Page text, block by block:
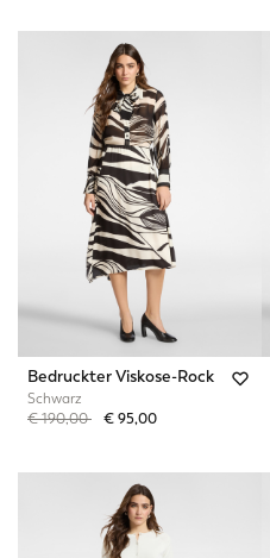
Bedruckter Viskose-Rock
Schwarz
Price reduced from
€ 190,00to€ 95,00